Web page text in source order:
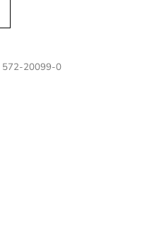
572-20099-0